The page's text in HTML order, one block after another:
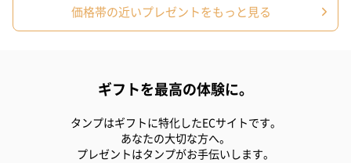
お届けからの
賞味期限
30～120日
レモン：小麦
クルミ：くるみ
価格帯の近いプレゼントをもっと見る
ギフトを最高の体験に。
タンプはギフトに特化したECサイトです。
あなたの大切な方へ。
プレゼントはタンプがお手伝いします。